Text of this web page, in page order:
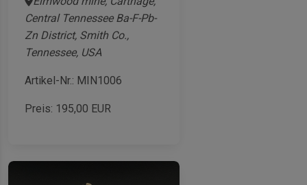
Central Tennessee Ba-F-Pb-
Zn District, Smith Co.,
Tennessee, USA
Artikel-Nr.: MIN1006
Preis: 195,00 EUR